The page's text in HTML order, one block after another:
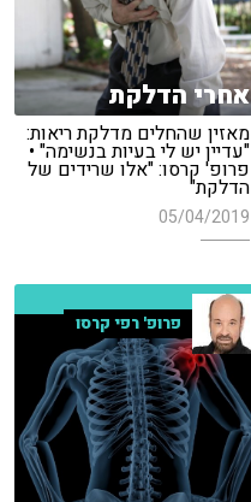
אחרי הדלקת
מאזין שהחלים מדלקת ריאות:
"עדיין יש לי בעיות בנשימה" •
פרופ' קרסו: "אלו שרידים של
הדלקת"
05/04/2019
פרופ' רפי קרסו